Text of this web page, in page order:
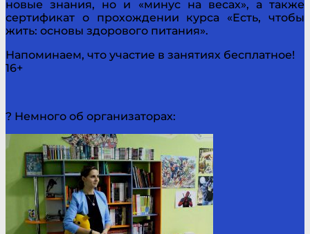
новые знания, но и «минус на весах», а также
сертификат о прохождении курса «Есть, чтобы
жить: основы здорового питания».
Напоминаем, что участие в занятиях бесплатное!
16+
? Немного об организаторах: